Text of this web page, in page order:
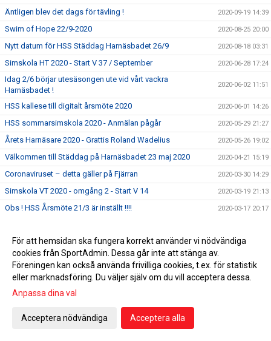
Äntligen blev det dags för tävling ! 2020-09-19 14:39
Swim of Hope 22/9-2020 2020-08-25 20:00
Nytt datum för HSS Städdag Harnäsbadet 26/9 2020-08-18 03:31
Simskola HT 2020 - Start V 37 / September 2020-06-28 17:24
Idag 2/6 börjar utesäsongen ute vid vårt vackra
Harnäsbadet !
2020-06-02 11:51
HSS kallese till digitalt årsmöte 2020 2020-06-01 14:26
HSS sommarsimskola 2020 - Anmälan pågår 2020-05-29 21:27
Årets Harnäsare 2020 - Grattis Roland Wadelius 2020-05-26 19:02
Välkommen till Städdag på Harnäsbadet 23 maj 2020 2020-04-21 15:19
Coronaviruset – detta gäller på Fjärran 2020-03-30 14:29
Simskola VT 2020 - omgång 2 - Start V 14 2020-03-19 21:13
Obs ! HSS Årsmöte 21/3 är inställt !!!! 2020-03-17 20:17
5 klubbtävlingen den 15 mars är inställd !
Äntligen har vi fått upp våra sponsorskyltar på Fjärran 2020-03-08 22:59
Erbjudande om att gå funktionärsutbildning 21/3
Simskola VT 2020 - omgång 2 - Start V 14
För att hemsidan ska fungera korrekt använder vi nödvändiga
cookies från SportAdmin. Dessa går inte att stänga av.
Föreningen kan också använda frivilliga cookies, t.ex. för statistik
eller marknadsföring. Du väljer själv om du vill acceptera dessa.
Anpassa dina val
Acceptera nödvändiga Acceptera alla